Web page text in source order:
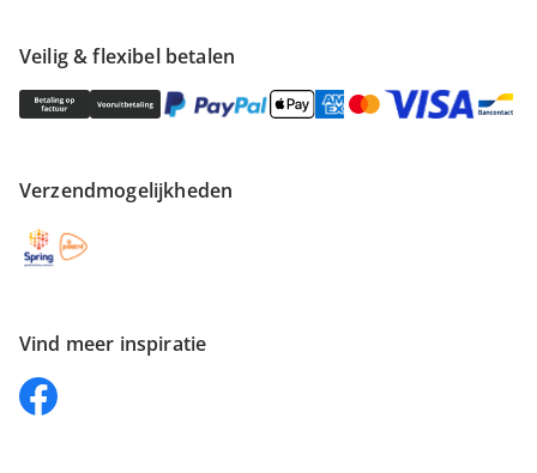
Veilig & flexibel betalen
Verzendmogelijkheden
Vind meer inspiratie